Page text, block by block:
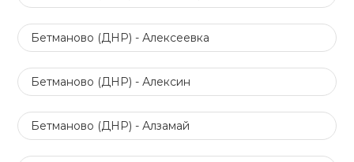
Бетманово (ДНР) - Алексеевка
Бетманово (ДНР) - Алексин
Бетманово (ДНР) - Алзамай